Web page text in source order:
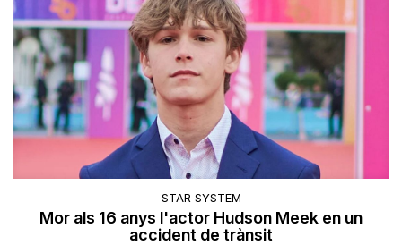
STAR SYSTEM
Mor als 16 anys l'actor Hudson Meek en un
accident de trànsit